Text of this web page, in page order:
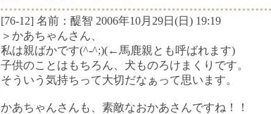
[76-12] 名前：醍智 2006年10月29日(日) 19:19
＞かあちゃんさん、
私は親ばかです(^-^;)(←馬鹿親とも呼ばれます)
子供のことはもちろん、犬ものろけまくりです。
そういう気持ちって大切だなぁって思います。
かあちゃんさんも、素敵なおかあさんですね！！